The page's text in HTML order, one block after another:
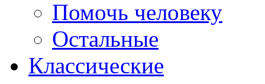
Помочь человеку
Остальные
Классические